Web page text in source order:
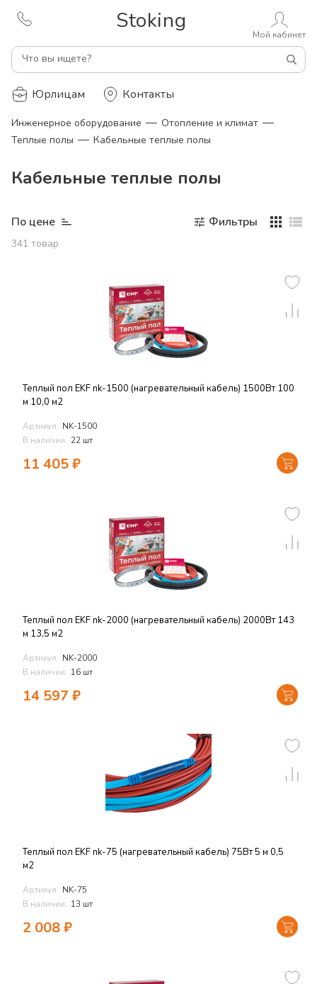
Stoking
Что вы ищете?
Мой кабинет
Юрлицам Контакты
Инженерное оборудование — Отопление и климат —
Теплые полы — Кабельные теплые полы
Кабельные теплые полы
По цене
341 товар
Фильтры
Теплый пол EKF nk-1500 (нагревательный кабель) 1500Вт 100
м 10,0 м2
Артикул: NK-1500
В наличии: 22 шт
11 405₽
Теплый пол EKF nk-2000 (нагревательный кабель) 2000Вт 143
м 13,5 м2
Артикул: NK-2000
В наличии: 16 шт
14 597 ₽
Теплый пол EKF nk-75 (нагревательный кабель) 75Вт 5 м 0,5
м2
Артикул: NK-75
В наличии: 13 шт
2 008₽